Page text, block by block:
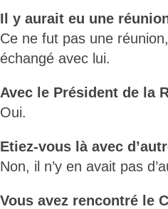
Il y aurait eu une
Ce ne fut pas une
échangé avec lui.
Avec le Président de la
Oui.
Etiez-vous là avec
Non, il n’y en avait pas
Vous avez rencontré le